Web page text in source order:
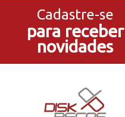
5% de Desconto
no Pagamento PIX
Em Nossas Lojas Físicas
Cadastre-se
para receber
novidades